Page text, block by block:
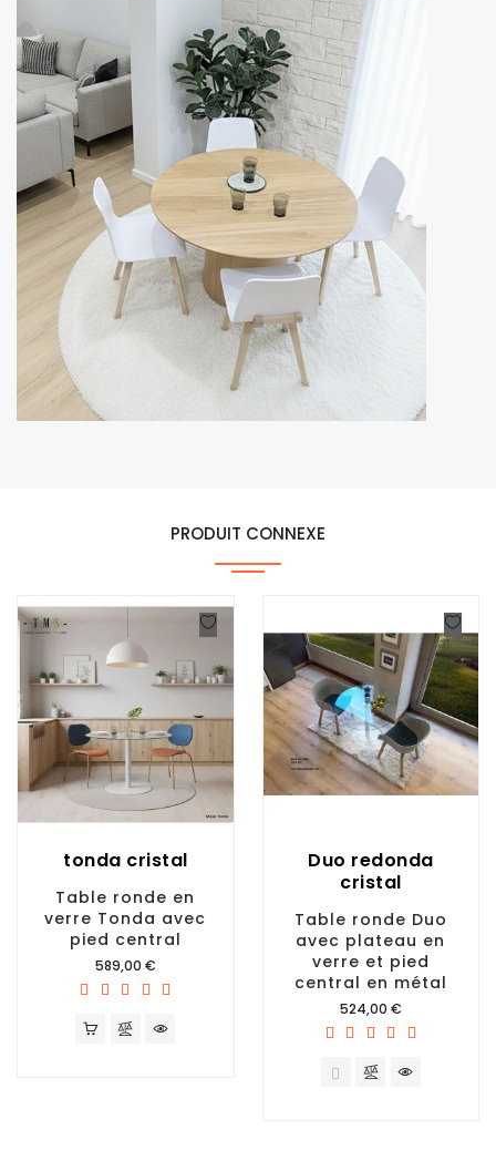
PRODUIT CONNEXE
tonda cristal
Table ronde en
verre Tonda avec
pied central
Prix
589,00 €
Duo redonda
cristal
Table ronde Duo
avec plateau en
verre et pied
central en métal
Prix
524,00 €